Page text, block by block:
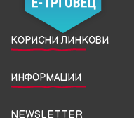
КОРИСНИ ЛИНКОВИ
ИНФОРМАЦИИ
NEWSLETTER